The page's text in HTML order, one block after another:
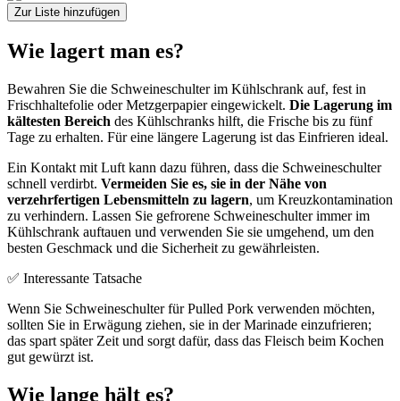
Zur Liste hinzufügen
Wie lagert man es?
Bewahren Sie die Schweineschulter im Kühlschrank auf, fest in
Frischhaltefolie oder Metzgerpapier eingewickelt. Die Lagerung im
kältesten Bereich des Kühlschranks hilft, die Frische bis zu fünf
Tage zu erhalten. Für eine längere Lagerung ist das Einfrieren ideal.
Ein Kontakt mit Luft kann dazu führen, dass die Schweineschulter
schnell verdirbt. Vermeiden Sie es, sie in der Nähe von
verzehrfertigen Lebensmitteln zu lagern, um Kreuzkontamination
zu verhindern. Lassen Sie gefrorene Schweineschulter immer im
Kühlschrank auftauen und verwenden Sie sie umgehend, um den
besten Geschmack und die Sicherheit zu gewährleisten.
✅ Interessante Tatsache
Wenn Sie Schweineschulter für Pulled Pork verwenden möchten,
sollten Sie in Erwägung ziehen, sie in der Marinade einzufrieren;
das spart später Zeit und sorgt dafür, dass das Fleisch beim Kochen
gut gewürzt ist.
Wie lange hält es?